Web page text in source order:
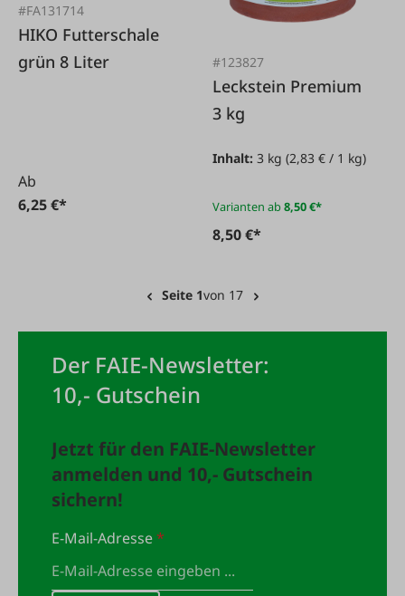
#FA131714
HIKO Futterschale
grün 8 Liter
Ab
6,25 €*
#123827
Leckstein Premium
3 kg
Inhalt:3 kg(2,83 € / 1 kg)
Varianten ab8,50 €*
8,50 €*
Seite 1von 17
Der FAIE-Newsletter:
10,- Gutschein
Jetzt für den FAIE-Newsletter
anmelden und 10,- Gutschein
sichern!
E-Mail-Adresse*